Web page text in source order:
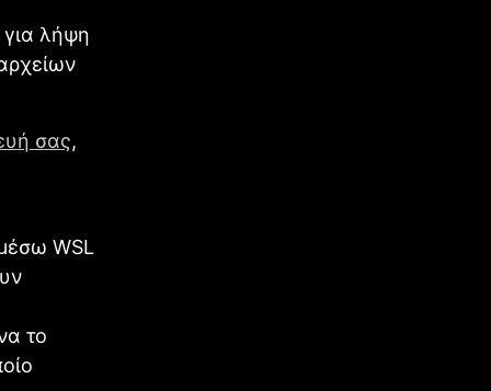
λήψη
σας,
WSL
το